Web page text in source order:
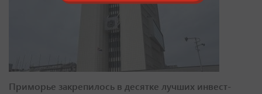
Приморье закрепилось в десятке лучших инвест-